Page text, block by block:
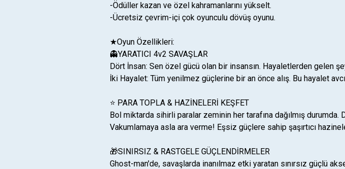
-Ödüller kazan ve özel kahramanlarını yükselt.
-Ücretsiz çevrim-içi çok oyunculu dövüş oyunu.
★Oyun Özellikleri:
👻YARATICI 4v2 SAVAŞLAR
Dört İnsan: Sen özel gücü olan bir insansın. Hayaletlerden gelen
İki Hayalet: Tüm yenilmez güçlerine bir an önce alış. Bu hayalet
⭐ PARA TOPLA & HAZİNELERİ KEŞFET
Bol miktarda sihirli paralar zeminin her tarafına dağılmış durumda.
Vakumlamaya asla ara verme! Eşsiz güçlere sahip şaşırtıcı
🎁SINIRSIZ & RASTGELE GÜÇLENDİRMELER
Ghost-man'de, savaşlarda inanılmaz etki yaratan sınırsız güçlü